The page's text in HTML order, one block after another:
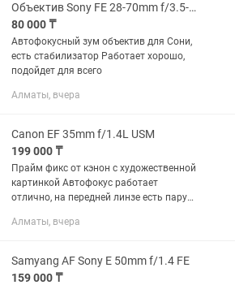
Объектив Sony FE 28-70mm f/3.5-5.6 OSS
80 000 ₸
Автофокусный зум объектив для Сони,
есть стабилизатор Работает хорошо,
подойдет для всего
Алматы, вчера
Canon EF 35mm f/1.4L USM
199 000 ₸
Прайм фикс от кэнон с художественной
картинкой Автофокус работает
отлично, на передней линзе есть пару
картинку
Алматы, вчера
Samyang AF Sony E 50mm f/1.4 FE
159 000 ₸